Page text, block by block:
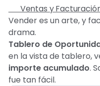
💰 Ventas y
Vender es un arte, y
drama.
Tablero de
en la vista de tablero,
importe acumulado.
fue tan fácil.